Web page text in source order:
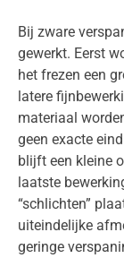
Bij zware
gewerkt. Eerst
het frezen een
latere
materiaal
geen exacte
blijft een kleine
laatste
“schlichten”
uiteindelijke
geringe